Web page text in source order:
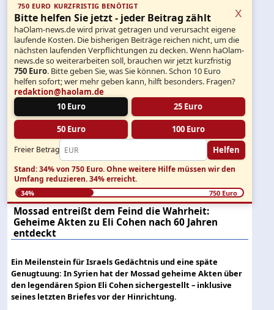
750 EURO KURZFRISTIG BENÖTIGT
Bitte helfen Sie jetzt - jeder Beitrag zählt
haOlam-news.de wird privat getragen und verursacht eigene
laufende Kosten. Die bisherigen Beiträge reichen nicht, um die
nächsten laufenden Verpflichtungen zu decken. Wenn haOlam-
news.de so weiterarbeiten soll, brauchen wir jetzt kurzfristig
750 Euro. Bitte geben Sie, was Sie können. Schon 10 Euro
helfen sofort; wer mehr geben kann, hilft besonders. Fragen?
redaktion@haolam.de
10 Euro
25 Euro
50 Euro 100 Euro
Freier Betrag Helfen
x
Stand: 34% von 750 Euro.Ohne weitere Hilfe müssen wir den
Umfang reduzieren.34% erreicht.
34% 750 Euro
Mossad entreißt dem Feind die Wahrheit:
Geheime Akten zu Eli Cohen nach 60 Jahren
entdeckt
Ein Meilenstein für Israels Gedächtnis und eine späte
Genugtuung: In Syrien hat der Mossad geheime Akten über
den legendären Spion Eli Cohen sichergestellt – inklusive
seines letzten Briefes vor der Hinrichtung.